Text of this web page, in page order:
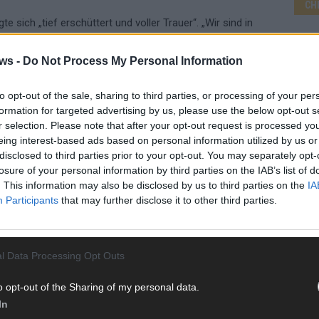
- Do Not Process My Personal Information
opt-out of the sale, sharing to third parties, or processing of your
for targeted advertising by us, please use the below opt-out
selection. Please note that after your opt-out request is processed
interest-based ads based on personal information utilized by us
to third parties prior to your opt-out. You may separately
of your personal information by third parties on the IAB’s list of
This information may also be disclosed by us to third parties on the
Participants that may further disclose it to other third parties.
Data Processing Opt Outs
opt-out of the Sharing of my personal data.
sich „tief erschüttert und voller Trauer“. „Wir sind in
durch eine Gewalttat im Dienst verstorbenen Kollegen“,
Jörg Radek.
Lewentz zuletzt am 17. März 2010
ein Beamter des Spezialeinsatzkommandos bei einer
„Hells Angels“ erschossen. Der Rocker wurde
freigesprochen.
AD